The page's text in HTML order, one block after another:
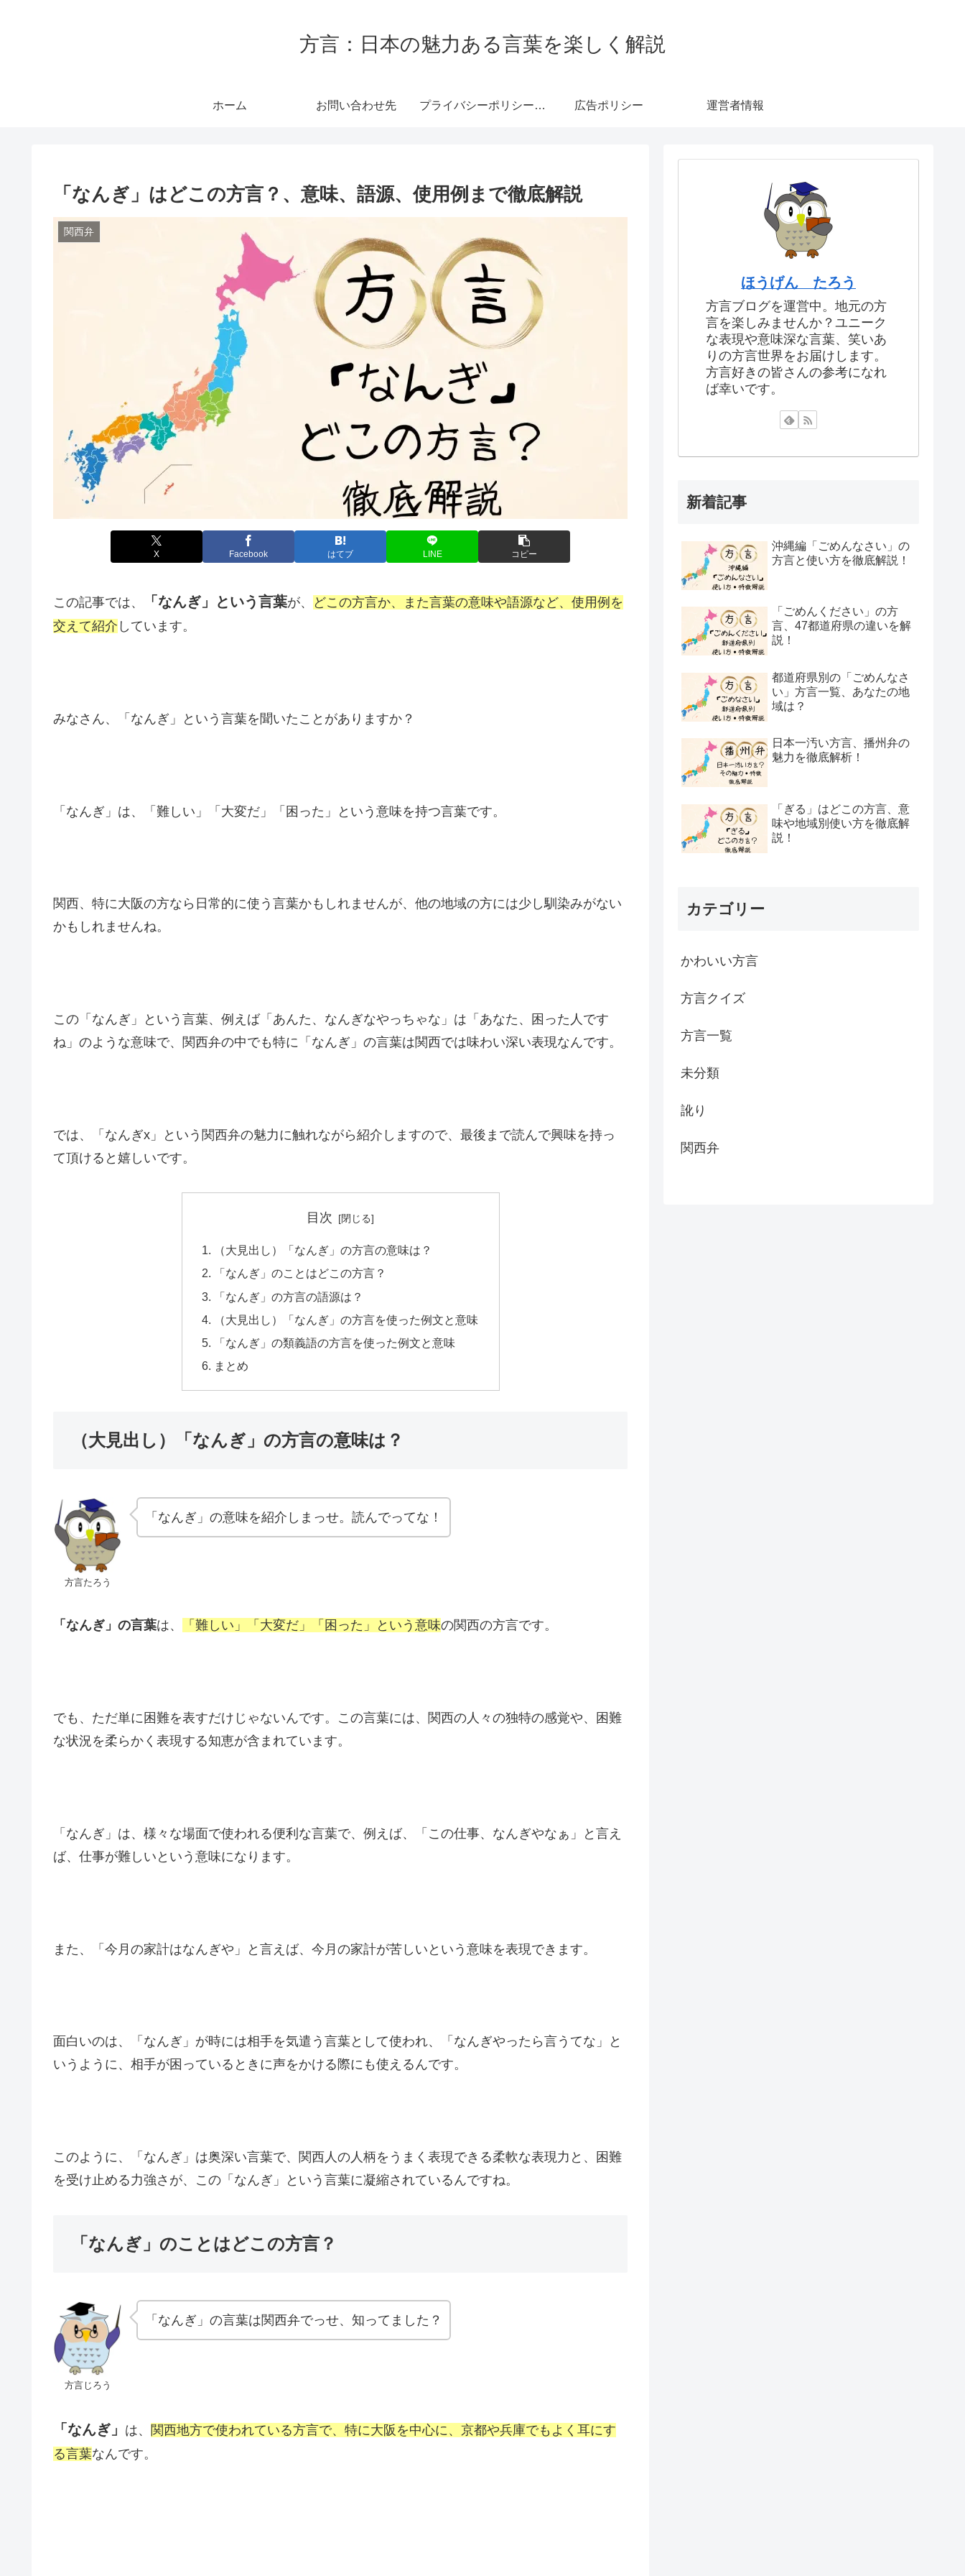
方言：日本の魅力ある言葉を楽しく解説
ホーム お問い合わせ先 プライバシーポリシー・免責事項 広告ポリシー 運営者情報
「なんぎ」はどこの方言？、意味、語源、使用例まで徹底解説
関西弁
X Facebook はてブ LINE コピー
この記事では、 「なんぎ」という言葉が、
どこの方言か、また言葉の意味や語源など、使用例を
交えて紹介 しています。
みなさん、「なんぎ」という言葉を聞いたことがありますか？
「なんぎ」は、「難しい」「大変だ」「困った」という意味を持つ言葉です。
関西、特に大阪の方なら日常的に使う言葉かもしれませんが、他の地域の方には少し馴染みがない
かもしれませんね。
この「なんぎ」という言葉、例えば「あんた、なんぎなやっちゃな」は「あなた、困った人です
ね」のような意味で、関西弁の中でも特に「なんぎ」の言葉は関西では味わい深い表現なんです。
では、「なんぎx」という関西弁の魅力に触れながら紹介しますので、最後まで読んで興味を持っ
て頂けると嬉しいです。
目次
（大見出し）「なんぎ」の方言の意味は？
「なんぎ」のことはどこの方言？
「なんぎ」の方言の語源は？
（大見出し）「なんぎ」の方言を使った例文と意味
「なんぎ」の類義語の方言を使った例文と意味
まとめ
（大見出し）「なんぎ」の方言の意味は？
方言たろう
「なんぎ」の意味を紹介しまっせ。読んでってな！
「なんぎ」の言葉は、 「難しい」「大変だ」「困った」という意味の関西の方言です。
でも、ただ単に困難を表すだけじゃないんです。この言葉には、関西の人々の独特の感覚や、困難
な状況を柔らかく表現する知恵が含まれています。
「なんぎ」は、様々な場面で使われる便利な言葉で、例えば、「この仕事、なんぎやなぁ」と言え
ば、仕事が難しいという意味になります。
また、「今月の家計はなんぎや」と言えば、今月の家計が苦しいという意味を表現できます。
面白いのは、「なんぎ」が時には相手を気遣う言葉として使われ、「なんぎやったら言うてな」と
いうように、相手が困っているときに声をかける際にも使えるんです。
このように、「なんぎ」は奥深い言葉で、関西人の人柄をうまく表現できる柔軟な表現力と、困難
を受け止める力強さが、この「なんぎ」という言葉に凝縮されているんですね。
「なんぎ」のことはどこの方言？
方言じろう
「なんぎ」の言葉は関西弁でっせ、知ってました？
「なんぎ」 は、 関西地方で使われている方言で、特に大阪を中心に、京都や兵庫でもよく耳にす
る言葉なんです。
ほうげん たろう
方言ブログを運営中。地元の方
言を楽しみませんか？ユニーク
な表現や意味深な言葉、笑いあ
りの方言世界をお届けします。
方言好きの皆さんの参考になれ
ば幸いです。
新着記事
沖縄編「ごめんなさい」の
方言と使い方を徹底解説！
「ごめんください」の方
言、47都道府県の違いを解
説！
都道府県別の「ごめんなさ
い」方言一覧、あなたの地
域は？
日本一汚い方言、播州弁の
魅力を徹底解析！
「ぎる」はどこの方言、意
味や地域別使い方を徹底解
説！
カテゴリー
かわいい方言
方言クイズ
方言一覧
未分類
訛り
関西弁